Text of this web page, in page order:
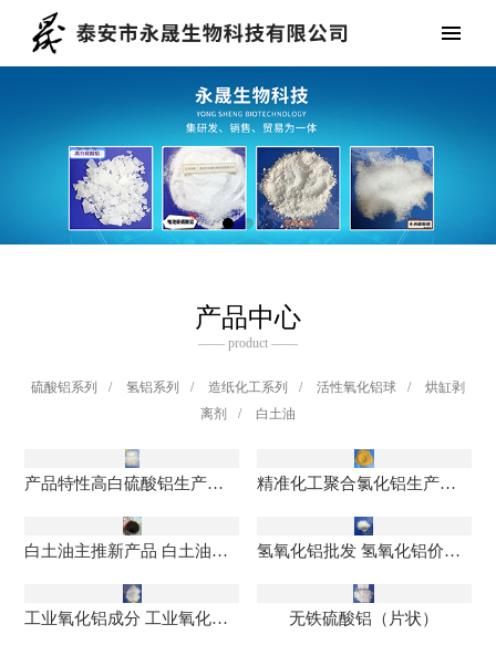
产品中心
—— product ——
硫酸铝系列 / 氢铝系列 / 造纸化工系列 / 活性氧化铝球 /
烘缸剥
离剂
/ 白土油
产品特性高白硫酸铝生产厂家 高白硫酸铝的应用范围 精准化工聚合氯化铝生产厂家 聚合氯化铝厂家
白土油主推新产品 白土油生产厂家 浸出油询价管理 氢氧化铝批发 氢氧化铝价格实惠 氢氧化铝生产厂家
工业氧化铝成分 工业氧化铝质量标准 氧化铝生产厂家 无铁硫酸铝（片状）